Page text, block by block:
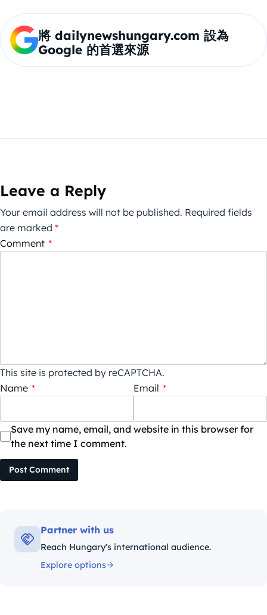
將 dailynewshungary.com 設為
Google 的首選來源
Leave a Reply
Your email address will not be published. Required fields
are marked *
Comment *
This site is protected by reCAPTCHA.
Name * Email *
Save my name, email, and website in this browser for
the next time I comment.
Post Comment
Partner with us
Reach Hungary's international audience.
Explore options